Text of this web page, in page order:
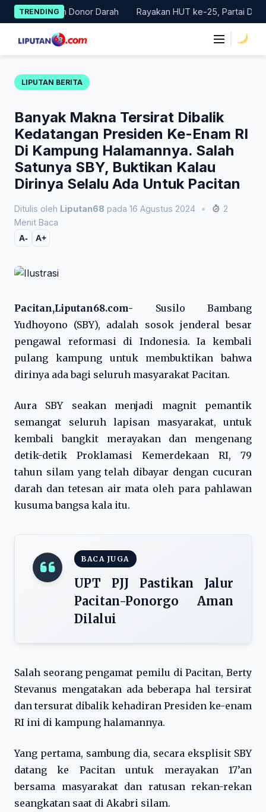
Skip
to
content
TRENDING
Donor Darah Rayakan HUT ke-25, Partai Demokrat
LIPUTAN BERITA
Banyak Makna Tersirat Dibalik
Kedatangan Presiden Ke-Enam RI
Di Kampung Halamannya. Salah
Satunya SBY, Buktikan Kalau
Dirinya Selalu Ada Untuk Pacitan
Ditulis oleh Liputan68 pada 16 Agustus 2024 •
2
Menit Baca
A- A+
Pacitan,Liputan68.com- Susilo Bambang
Yudhoyono (SBY), adalah sosok jenderal besar
pengawal reformasi di Indonesia. Ia kembali
pulang kampung untuk membuktikan bahwa
dirinya ada bagi seluruh masyarakat Pacitan.
Aura SBY seakan menjadi magnit pemantik
semangat seluruh lapisan masyarakat, untuk
kembali bangkit merayakan dan mengenang
detik-detik Proklamasi Kemerdekaan RI, 79
tahun silam yang telah dibayar dengan cucuran
darah dan tetesan air mata oleh para pahlawan
kusuma bangsa kala itu.
BACA JUGA
UPT PJJ Pastikan Jalur
Pacitan-Ponorgo Aman
Dilalui
Salah seorang pengamat pemilu di Pacitan, Berty
Stevanus mengatakan ada beberapa hal tersirat
dan tersurat dibalik kehadiran Presiden ke-enam
RI ini di kampung halamannya.
Yang pertama, sambung dia, secara eksplisit SBY
datang ke Pacitan untuk merayakan 17’an
bersama masyarakat dan ratusan rekan-rekan
seangkatan saat di Akabri silam.